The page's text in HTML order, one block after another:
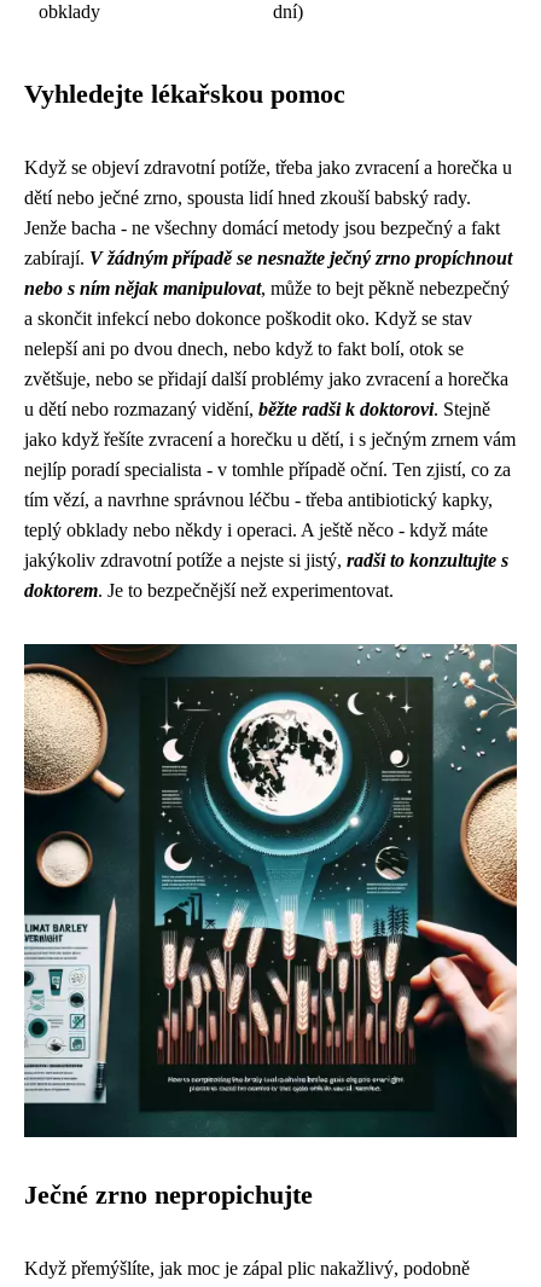
obklady
dní)
Vyhledejte lékařskou pomoc
Když se objeví zdravotní potíže, třeba jako zvracení a horečka u
dětínebo ječné zrno, spousta lidí hned zkouší babský rady.
Jenže bacha - ne všechny domácí metody jsou bezpečný a fakt
zabírají. V žádným případě se nesnažte ječný zrno propíchnout
nebo s ním nějak manipulovat, může to bejt pěkně nebezpečný
a skončit infekcí nebo dokonce poškodit oko. Když se stav
nelepší ani po dvou dnech, nebo když to fakt bolí, otok se
zvětšuje, nebo se přidají další problémy jako zvracení a horečka
u dětí nebo rozmazaný vidění, běžte radši k doktorovi. Stejně
jako když řešíte zvracení a horečku u dětí, i s ječným zrnem vám
nejlíp poradí specialista - v tomhle případě oční. Ten zjistí, co za
tím vězí, a navrhne správnou léčbu - třeba antibiotický kapky,
teplý obklady nebo někdy i operaci. A ještě něco - když máte
jakýkoliv zdravotní potíže a nejste si jistý, radši to konzultujte s
doktorem. Je to bezpečnější než experimentovat.
Ječné zrno nepropichujte
Když přemýšlíte, jak moc je zápal plic nakažlivý, podobně